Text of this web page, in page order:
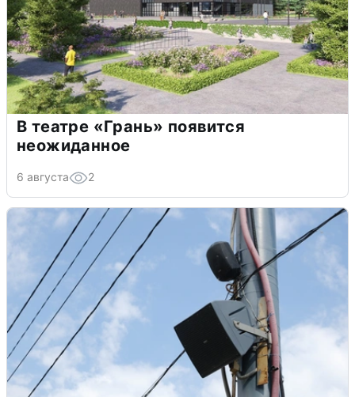
В театре «Грань» появится
неожиданное
6 августа 2